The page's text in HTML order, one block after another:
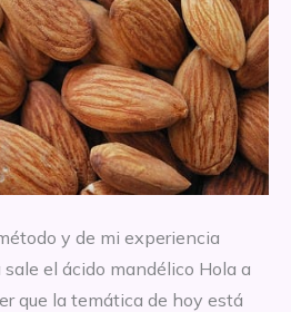
y de mi experiencia
el ácido mandélico Hola a
que la temática de hoy está